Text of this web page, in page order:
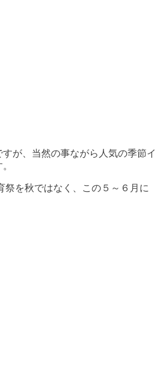
が、当然の事ながら人気の季節イ
祭を秋ではなく、この５～６月に